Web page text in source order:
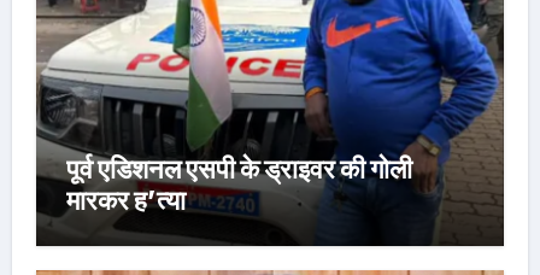
पूर्व एडिशनल एसपी के ड्राइवर की गोली
मारकर ह’त्या